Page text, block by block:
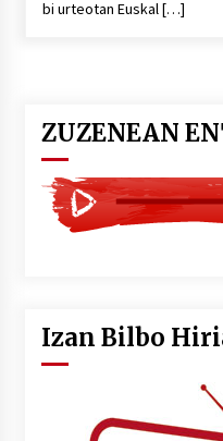
da
2026/07/
2026/07/
bi urteotan Euskal […]
ZUZENEAN
Izan Bilbo